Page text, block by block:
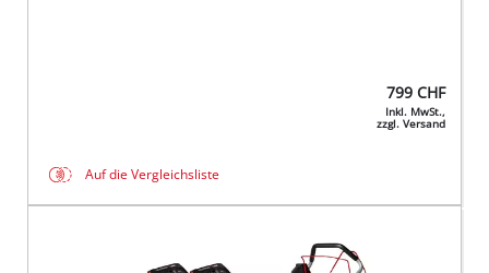
799 CHF
Inkl. MwSt.,
zzgl. Versand
Auf die Vergleichsliste